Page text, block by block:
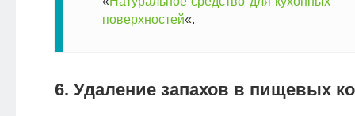
поверхностей«.
6. Удаление запахов в пищевых